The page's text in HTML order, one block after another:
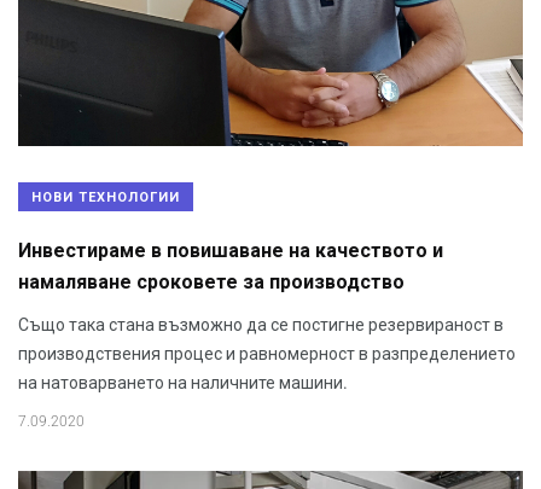
НОВИ ТЕХНОЛОГИИ
Инвестираме в повишаване на качеството и
намаляване сроковете за производство
Също така стана възможно да се постигне резервираност в
производствения процес и равномерност в разпределението
на натоварването на наличните машини.
7.09.2020